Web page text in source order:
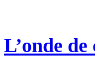
L’onde de